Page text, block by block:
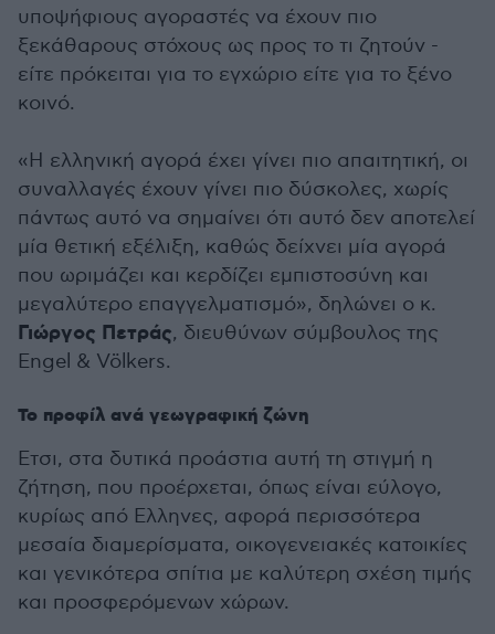
υποψήφιους αγοραστές να έχουν πιο
ξεκάθαρους στόχους ως προς το τι ζητούν -
είτε πρόκειται για το εγχώριο είτε για το ξένο
κοινό.
«Η ελληνική αγορά έχει γίνει πιο απαιτητική, οι
συναλλαγές έχουν γίνει πιο δύσκολες, χωρίς
πάντως αυτό να σημαίνει ότι αυτό δεν αποτελεί
μία θετική εξέλιξη, καθώς δείχνει μία αγορά
που ωριμάζει και κερδίζει εμπιστοσύνη και
μεγαλύτερο επαγγελματισμό», δηλώνει ο κ.
Γιώργος Πετράς, διευθύνων σύμβουλος της
Engel & Völkers.
Το προφίλ ανά γεωγραφική ζώνη
Ετσι, στα δυτικά προάστια αυτή τη στιγμή η
ζήτηση, που προέρχεται, όπως είναι εύλογο,
κυρίως από Ελληνες, αφορά περισσότερα
μεσαία διαμερίσματα, οικογενειακές κατοικίες
και γενικότερα σπίτια με καλύτερη σχέση τιμής
και προσφερόμενων χώρων.